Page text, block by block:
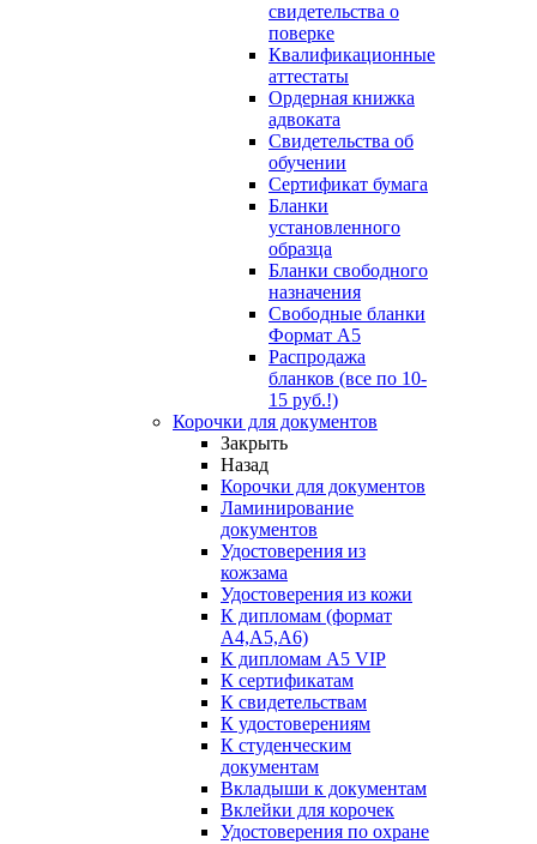
свидетельства о
поверке
Квалификационные
аттестаты
Ордерная книжка
адвоката
Свидетельства об
обучении
Сертификат бумага
Бланки
установленного
образца
Бланки свободного
назначения
Свободные бланки
Формат А5
Распродажа
бланков (все по 10-
15 руб.!)
Корочки для документов
Закрыть
Назад
Корочки для документов
Ламинирование
документов
Удостоверения из
кожзама
Удостоверения из кожи
К дипломам (формат
А4,А5,А6)
К дипломам А5 VIP
К сертификатам
К свидетельствам
К удостоверениям
К студенческим
документам
Вкладыши к документам
Вклейки для корочек
Удостоверения по охране